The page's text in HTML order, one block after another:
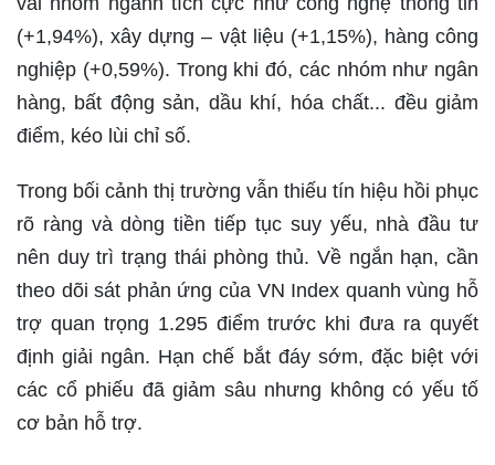
(+1,94%), xây dựng – vật liệu (+1,15%), hàng công
nghiệp (+0,59%). Trong khi đó, các nhóm như ngân
hàng, bất động sản, dầu khí, hóa chất... đều giảm
điểm, kéo lùi chỉ số.
Trong bối cảnh thị trường vẫn thiếu tín hiệu hồi phục
rõ ràng và dòng tiền tiếp tục suy yếu, nhà đầu tư
nên duy trì trạng thái phòng thủ. Về ngắn hạn, cần
theo dõi sát phản ứng của VN Index quanh vùng hỗ
trợ quan trọng 1.295 điểm trước khi đưa ra quyết
định giải ngân. Hạn chế bắt đáy sớm, đặc biệt với
các cổ phiếu đã giảm sâu nhưng không có yếu tố
cơ bản hỗ trợ.